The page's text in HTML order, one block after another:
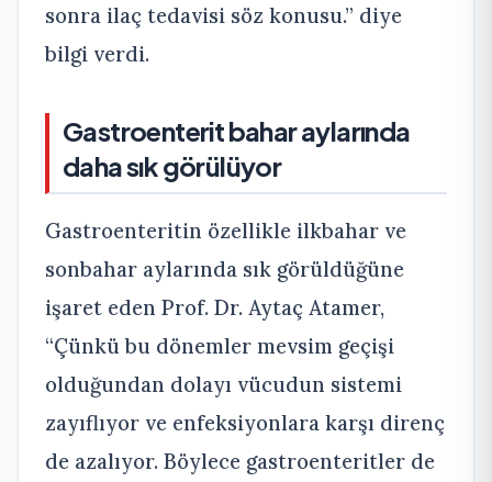
sonra ilaç tedavisi söz konusu.” diye
bilgi verdi.
Gastroenterit bahar aylarında
daha sık görülüyor
Gastroenteritin özellikle ilkbahar ve
sonbahar aylarında sık görüldüğüne
işaret eden Prof. Dr. Aytaç Atamer,
“Çünkü bu dönemler mevsim geçişi
olduğundan dolayı vücudun sistemi
zayıflıyor ve enfeksiyonlara karşı direnç
de azalıyor. Böylece gastroenteritler de